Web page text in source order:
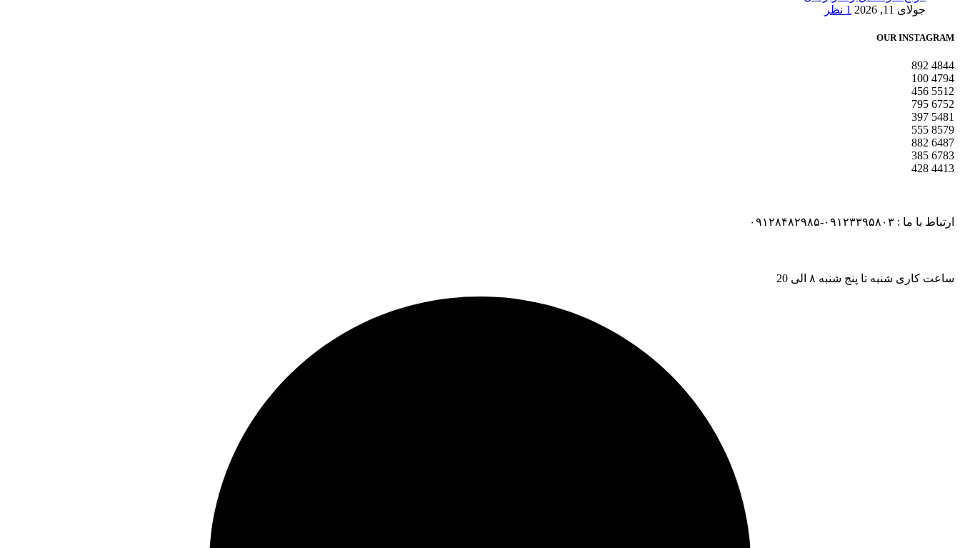
جولای 11, 2026
1 نظر
OUR INSTAGRAM
4844
892
4794
100
5512
456
6752
795
5481
397
8579
555
6487
882
6783
385
4413
428
ارتباط با ما : ۰۹۱۲۳۳۹۵۸۰۳-۰۹۱۲۸۴۸۲۹۸۵
ساعت کاری شنبه تا پنج شنبه ۸ الی 20